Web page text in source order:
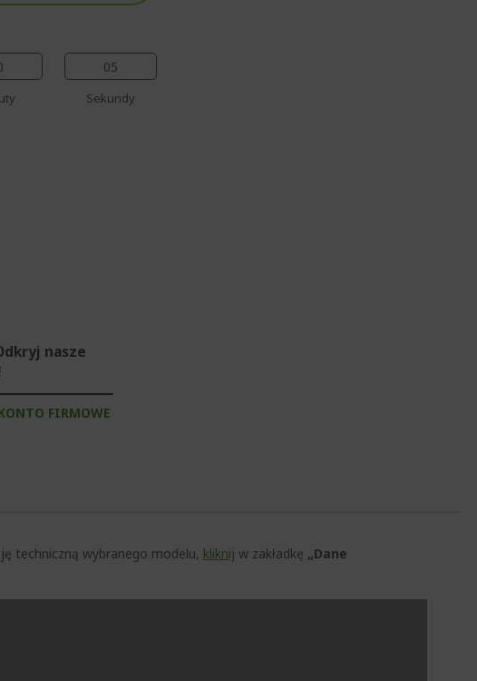
04
Sekundy
nasze
FIRMOWE
techniczną wybranego modelu, kliknij w zakładkę „Dane